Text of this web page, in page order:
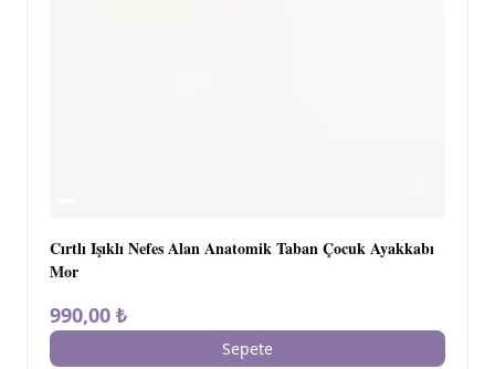
Cırtlı Işıklı Nefes Alan Anatomik Taban Çocuk Ayakkabı
Mor
990,00 ₺
Sepete